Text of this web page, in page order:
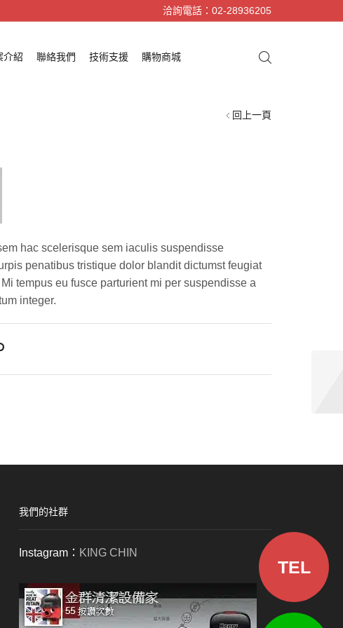
洽詢電話：02-28936205
介紹 聯絡我們 技術支援 購物商城
回上一頁
hac scelerisque sem iaculis suspendisse
penatibus tristique dolor blandit dictumst feugiat
tempus eu fusce parturient mi per suspendisse a
integer.
我們的社群
Instagram： KING CHIN
TEL